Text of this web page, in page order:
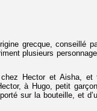
grecque, conseillé
plusieurs
chez Hector et Aisha,
à Hugo, petit
sur la bouteille, et